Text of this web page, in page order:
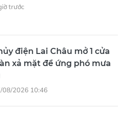
trước
điện Lai Châu mở 1 cửa
xả mặt để ứng phó mưa
08/2026 10:46